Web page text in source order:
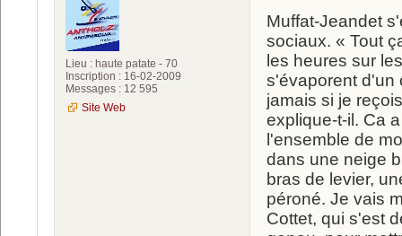
Lieu : haute patate - 70
Inscription : 16-02-2009
Messages : 12 595
Site Web
Muffat-Jeandet
sociaux. « Tout
les heures sur
s'évaporent d'un
jamais si je
explique-t-il. Ca
l'ensemble de
dans une neige
bras de levier,
péroné. Je vais
Cottet, qui s'est